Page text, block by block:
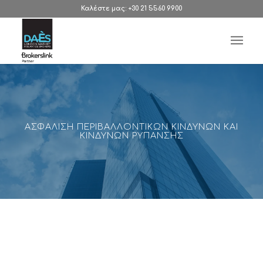
Καλέστε μας: +30 21 5560 9900
ΑΣΦΑΛΙΣΗ ΠΕΡΙΒΑΛΛΟΝΤΙΚΩΝ ΚΙΝΔΥΝΩΝ ΚΑΙ
ΚΙΝΔΥΝΩΝ ΡΥΠΑΝΣΗΣ